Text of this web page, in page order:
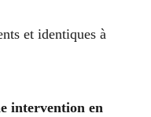
et identiques à
intervention en